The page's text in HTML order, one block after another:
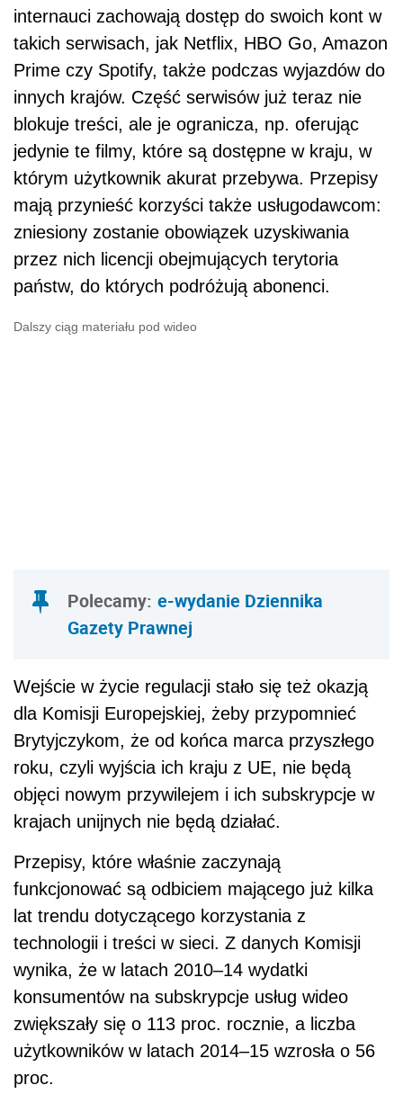
internauci zachowają dostęp do swoich kont w
takich serwisach, jak Netflix, HBO Go, Amazon
Prime czy Spotify, także podczas wyjazdów do
innych krajów. Część serwisów już teraz nie
blokuje treści, ale je ogranicza, np. oferując
jedynie te filmy, które są dostępne w kraju, w
którym użytkownik akurat przebywa. Przepisy
mają przynieść korzyści także usługodawcom:
zniesiony zostanie obowiązek uzyskiwania
przez nich licencji obejmujących terytoria
państw, do których podróżują abonenci.
Dalszy ciąg materiału pod wideo
Polecamy: e-wydanie Dziennika
Gazety Prawnej
Wejście w życie regulacji stało się też okazją
dla Komisji Europejskiej, żeby przypomnieć
Brytyjczykom, że od końca marca przyszłego
roku, czyli wyjścia ich kraju z UE, nie będą
objęci nowym przywilejem i ich subskrypcje w
krajach unijnych nie będą działać.
Przepisy, które właśnie zaczynają
funkcjonować są odbiciem mającego już kilka
lat trendu dotyczącego korzystania z
technologii i treści w sieci. Z danych Komisji
wynika, że w latach 2010–14 wydatki
konsumentów na subskrypcje usług wideo
zwiększały się o 113 proc. rocznie, a liczba
użytkowników w latach 2014–15 wzrosła o 56
proc.